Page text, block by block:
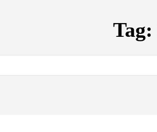
Tag: